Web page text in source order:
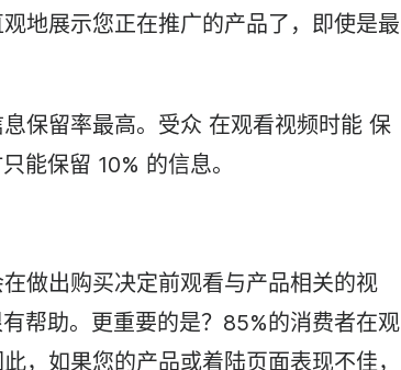
地展示您正在推广的产品了，即使是最
保留率最高。受众 在观看视频时能 保
能保留 10% 的信息。
做出购买决定前观看与产品相关的视
帮助。更重要的是？85%的消费者在观
，如果您的产品或着陆页面表现不佳，